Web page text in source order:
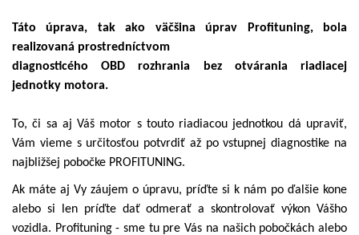
Táto úprava, tak ako väčšina úprav Profituning, bola
realizovaná prostredníctvom
diagnosticého OBD rozhrania bez otvárania riadiacej
jednotky motora.
To, či sa aj Váš motor s touto riadiacou jednotkou dá upraviť,
Vám vieme s určitosťou potvrdiť až po vstupnej diagnostike na
najbližšej pobočke PROFITUNING.
Ak máte aj Vy záujem o úpravu, príďte si k nám po ďalšie kone
alebo si len príďte dať odmerať a skontrolovať výkon Vášho
vozidla. Profituning - sme tu pre Vás na našich pobočkách alebo